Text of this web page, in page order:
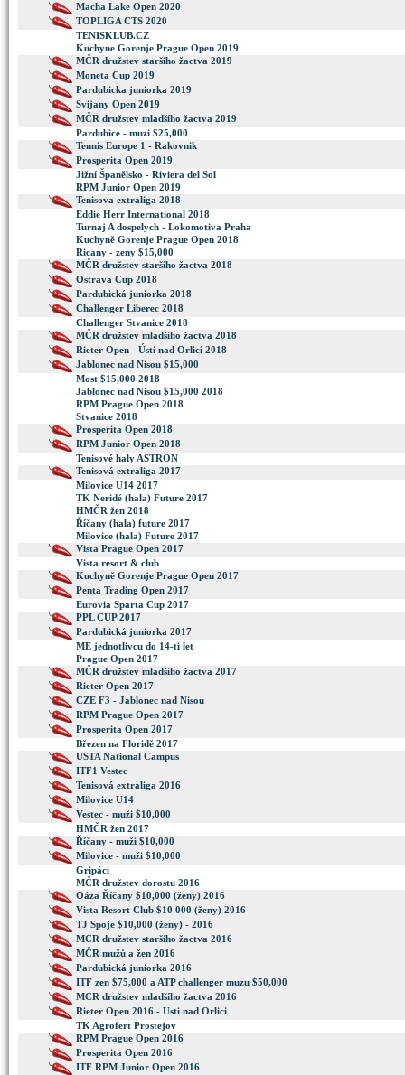
Macha Lake Open 2020
TOPLIGA CTS 2020
TENISKLUB.CZ
Kuchyne Gorenje Prague Open 2019
MČR družstev staršího žactva 2019
Moneta Cup 2019
Pardubicka juniorka 2019
Svijany Open 2019
MČR družstev mladšího žactva 2019
Pardubice - muzi $25,000
Tennis Europe 1 - Rakovnik
Prosperita Open 2019
Jižní Španělsko - Riviera del Sol
RPM Junior Open 2019
Tenisova extraliga 2018
Eddie Herr International 2018
Turnaj A dospelych - Lokomotiva Praha
Kuchyně Gorenje Prague Open 2018
Ricany - zeny $15,000
MČR družstev staršího žactva 2018
Ostrava Cup 2018
Pardubická juniorka 2018
Challenger Liberec 2018
Challenger Stvanice 2018
MČR družstev mladšího žactva 2018
Rieter Open - Ústí nad Orlicí 2018
Jablonec nad Nisou $15,000
Most $15,000 2018
Jablonec nad Nisou $15,000 2018
RPM Prague Open 2018
Stvanice 2018
Prosperita Open 2018
RPM Junior Open 2018
Tenisové haly ASTRON
Tenisová extraliga 2017
Milovice U14 2017
TK Neridé (hala) Future 2017
HMČR žen 2018
Říčany (hala) future 2017
Milovice (hala) Future 2017
Vista Prague Open 2017
Vista resort & club
Kuchyně Gorenje Prague Open 2017
Penta Trading Open 2017
Eurovia Sparta Cup 2017
PPL CUP 2017
Pardubická juniorka 2017
ME jednotlivcu do 14-ti let
Prague Open 2017
MČR družstev mladšího žactva 2017
Rieter Open 2017
CZE F3 - Jablonec nad Nisou
RPM Prague Open 2017
Prosperita Open 2017
Březen na Floridě 2017
USTA National Campus
ITF1 Vestec
Tenisová extraliga 2016
Milovice U14
Vestec - muži $10,000
HMČR žen 2017
Říčany - muži $10,000
Milovice - muži $10,000
Gripáci
MČR družstev dorostu 2016
Oáza Říčany $10,000 (ženy) 2016
Vista Resort Club $10 000 (ženy) 2016
TJ Spoje $10,000 (ženy) - 2016
MCR družstev staršího žactva 2016
MČR mužů a žen 2016
Pardubická juniorka 2016
ITF zen $75,000 a ATP challenger muzu $50,000
MCR družstev mladšího žactva 2016
Rieter Open 2016 - Usti nad Orlici
TK Agrofert Prostejov
RPM Prague Open 2016
Prosperita Open 2016
ITF RPM Junior Open 2016